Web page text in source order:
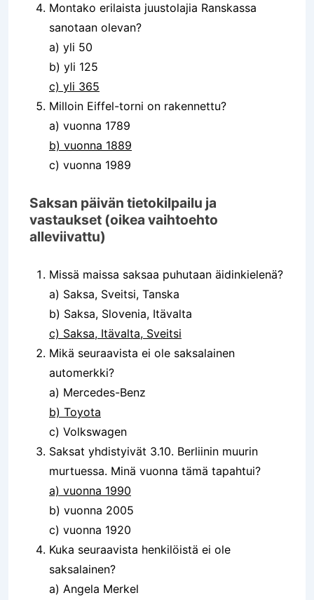
Montako erilaista juustolajia Ranskassa
sanotaan olevan?
a) yli 50
b) yli 125
c) yli 365
Milloin Eiffel-torni on rakennettu?
a) vuonna 1789
b) vuonna 1889
c) vuonna 1989
Saksan päivän tietokilpailu ja
vastaukset (oikea vaihtoehto
alleviivattu)
Missä maissa saksaa puhutaan äidinkielenä?
a) Saksa, Sveitsi, Tanska
b) Saksa, Slovenia, Itävalta
c) Saksa, Itävalta, Sveitsi
Mikä seuraavista ei ole saksalainen
automerkki?
a) Mercedes-Benz
b) Toyota
c) Volkswagen
Saksat yhdistyivät 3.10. Berliinin muurin
murtuessa. Minä vuonna tämä tapahtui?
a) vuonna 1990
b) vuonna 2005
c) vuonna 1920
Kuka seuraavista henkilöistä ei ole
saksalainen?
a) Angela Merkel